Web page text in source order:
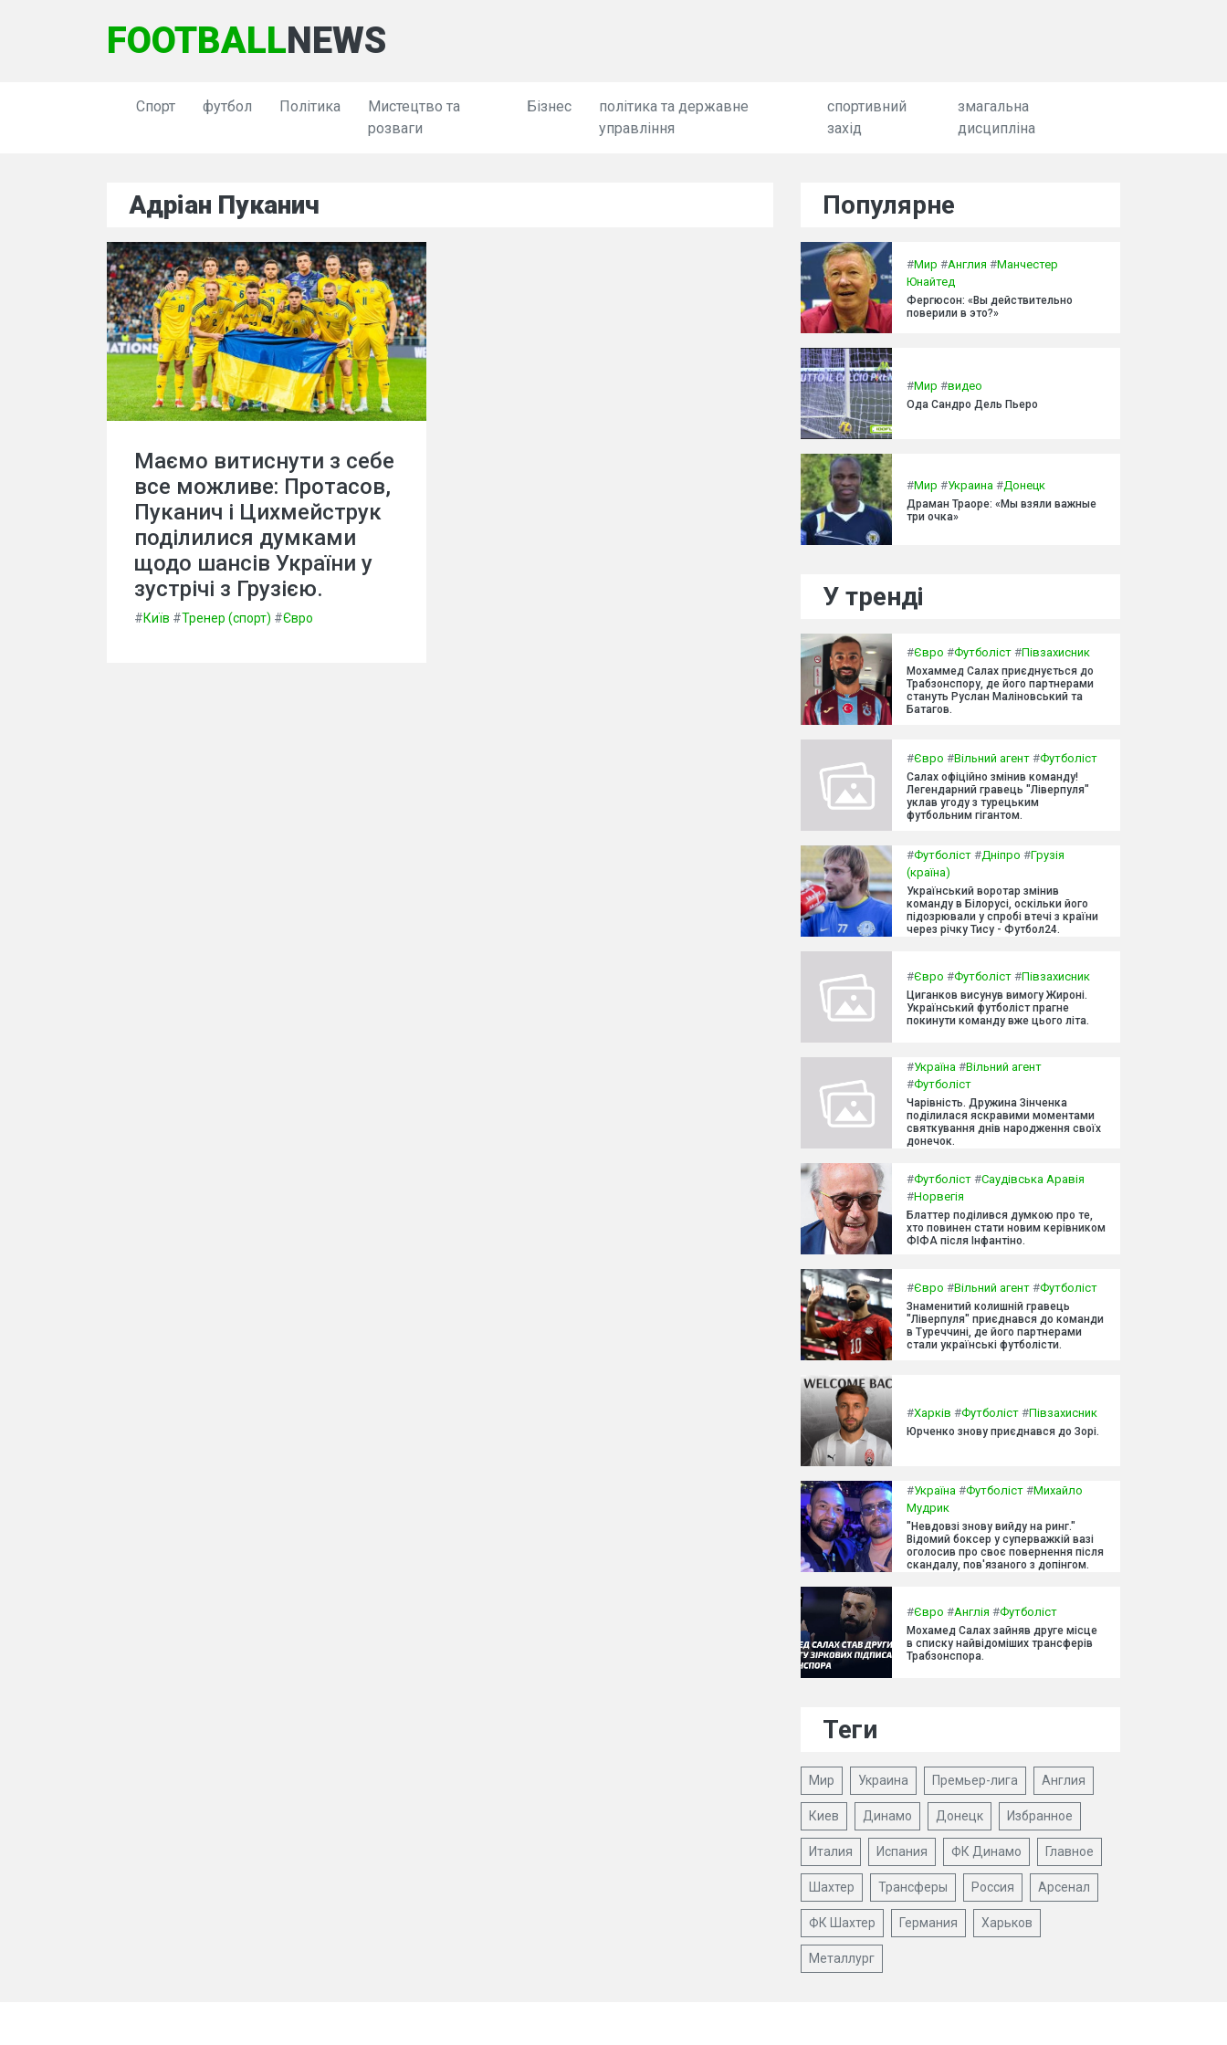
FOOTBALLNEWS
Спорт футбол Політика
Мистецтво та
розваги
Бізнес
політика та державне
управління
спортивний
захід
змагальна
дисципліна
Адріан Пуканич
Маємо витиснути з себе
все можливе: Протасов,
Пуканич і Цихмейструк
поділилися думками
щодо шансів України у
зустрічі з Грузією.
#Київ #Тренер (спорт) #Євро
Популярне
#Мир #Англия #Манчестер
Юнайтед
Фергюсон: «Вы действительно
поверили в это?»
#Мир #видео
Ода Сандро Дель Пьеро
#Мир #Украина #Донецк
Драман Траоре: «Мы взяли важные
три очка»
У тренді
#Євро #Футболіст #Півзахисник
Мохаммед Салах приєднується до
Трабзонспору, де його партнерами
стануть Руслан Маліновський та
Батагов.
#Євро #Вільний агент #Футболіст
Салах офіційно змінив команду!
Легендарний гравець "Ліверпуля"
уклав угоду з турецьким
футбольним гігантом.
#Футболіст #Дніпро #Грузія
(країна)
Український воротар змінив
команду в Білорусі, оскільки його
підозрювали у спробі втечі з країни
через річку Тису - Футбол24.
#Євро #Футболіст #Півзахисник
Циганков висунув вимогу Жироні.
Український футболіст прагне
покинути команду вже цього літа.
#Україна #Вільний агент
#Футболіст
Чарівність. Дружина Зінченка
поділилася яскравими моментами
святкування днів народження своїх
донечок.
#Футболіст #Саудівська Аравія
#Норвегія
Блаттер поділився думкою про те,
хто повинен стати новим керівником
ФІФА після Інфантіно.
#Євро #Вільний агент #Футболіст
Знаменитий колишній гравець
"Ліверпуля" приєднався до команди
в Туреччині, де його партнерами
стали українські футболісти.
#Харків #Футболіст #Півзахисник
Юрченко знову приєднався до Зорі.
#Україна #Футболіст #Михайло
Мудрик
"Невдовзі знову вийду на ринг."
Відомий боксер у суперважкій вазі
оголосив про своє повернення після
скандалу, пов'язаного з допінгом.
#Євро #Англія #Футболіст
Мохамед Салах зайняв друге місце
в списку найвідоміших трансферів
Трабзонспора.
Теги
Мир Украина Премьер-лига Англия
Киев Динамо Донецк Избранное
Италия Испания ФК Динамо Главное
Шахтер Трансферы Россия Арсенал
ФК Шахтер Германия Харьков
Металлург